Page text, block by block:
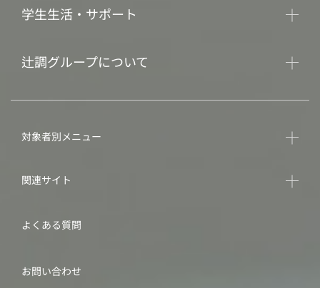
学生生活・サポート
辻調グループについて
対象者別メニュー
関連サイト
よくある質問
お問い合わせ